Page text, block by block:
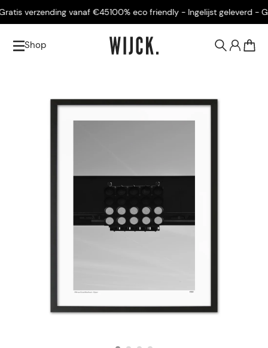
verzending vanaf €45100% eco friendly - Ingelijst geleverd -
Shop